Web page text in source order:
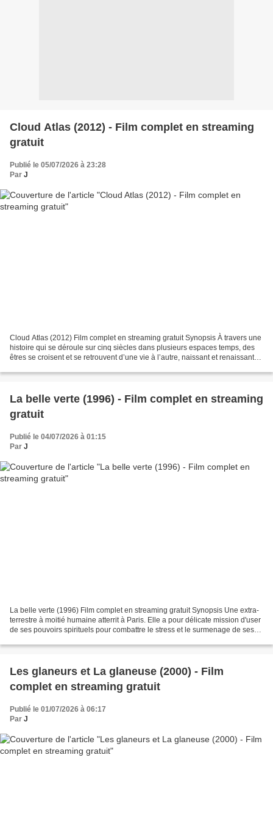
Cloud Atlas (2012) - Film complet en streaming
gratuit
Publié le 05/07/2026 à 23:28
Par J
Cloud Atlas (2012) Film complet en streaming gratuit Synopsis À travers une
histoire qui se déroule sur cinq siècles dans plusieurs espaces temps, des
êtres se croisent et se retrouvent d’une vie à l’autre, naissant et renaissant
La belle verte (1996) - Film complet en streaming
gratuit
Publié le 04/07/2026 à 01:15
Par J
La belle verte (1996) Film complet en streaming gratuit Synopsis Une extra-
terrestre à moitié humaine atterrit à Paris. Elle a pour délicate mission d'user
de ses pouvoirs spirituels pour combattre le stress et le surmenage de ses
Les glaneurs et La glaneuse (2000) - Film
complet en streaming gratuit
Publié le 01/07/2026 à 06:17
Par J